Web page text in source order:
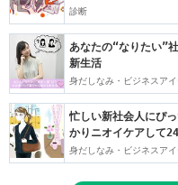
診断
あなたの“なりたい”
新生活
身だしなみ・ビジネスアイ
忙しい新社会人にぴ
かりニオイケアして24
身だしなみ・ビジネスアイ